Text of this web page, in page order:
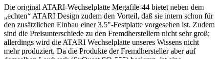
Die original ATARI-Wechselplatte Megafile-44 bietet neben dem
„echten“ ATARI Design zudem den Vorteil, daß sie intern schon für
den zusätzlichen Einbau einer 3.5"-Festplatte vorgesehen ist. Zudem
sind die Preisunterschiede zu den Fremdherstellern nicht sehr groß;
allerdings wird die ATARI Wechselplatte unseres Wissens nicht
mehr produziert. Da die Produkte der Fremdhersteller aber auf